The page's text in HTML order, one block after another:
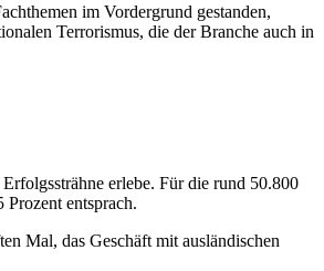
im Vordergrund gestanden,
Terrorismus, die der Branche auch in
erlebe. Für die rund 50.800
entsprach.
Mal, das Geschäft mit ausländischen